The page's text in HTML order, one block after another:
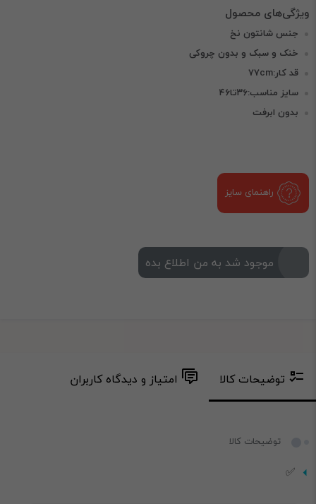
جنس شانتون نخ
خنک و سبک و بدون چروکی
قد کار:۷۷cm
سایز مناسب:۳۶تا۴۶
بدون ابرفت
راهنمای سایز
موجود شد به من اطلاع بده
توضیحات کالا امتیاز و دیدگاه کاربران
توضیحات کالا
✅